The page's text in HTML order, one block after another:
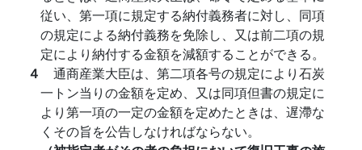
従い、第一項に規定する納付義務者に対し、同項
の規定による納付義務を免除し、又は前二項の規
定により納付する金額を減額することができる。
４ 通商産業大臣は、第二項各号の規定により石炭
一トン当りの金額を定め、又は同項但書の規定に
より第一項の一定の金額を定めたときは、遅滯な
くその旨を公告しなければならない。